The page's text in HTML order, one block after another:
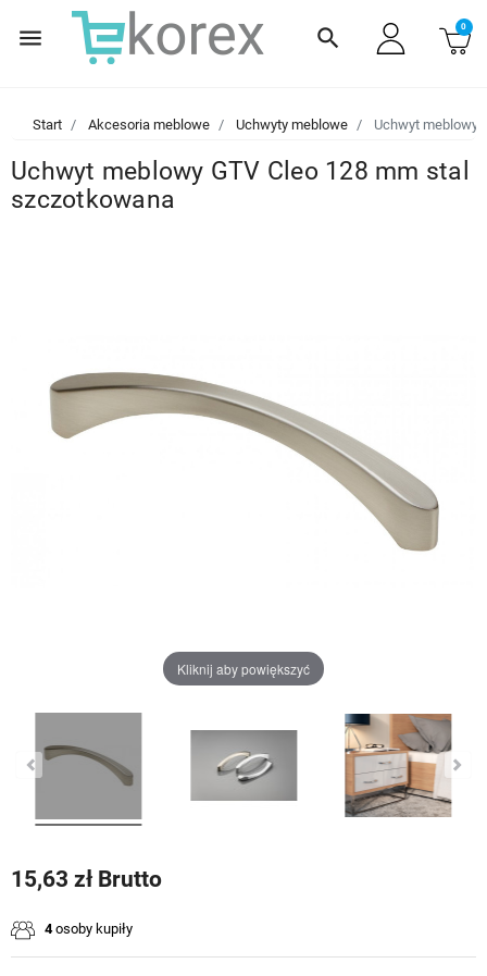
menu search 0
Start Akcesoria meblowe Uchwyty meblowe Uchwyt meblowy
Uchwyt meblowy GTV Cleo 128 mm stal
szczotkowana
Kliknij aby powiększyć
15,63 zł Brutto
4osoby kupiły